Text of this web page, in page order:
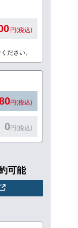
円(税込)
ださい。
円(税込)
0円(税込)
可能